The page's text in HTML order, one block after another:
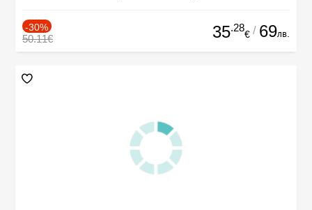
-30%
50.11€ 35.28
€ / 69лв.